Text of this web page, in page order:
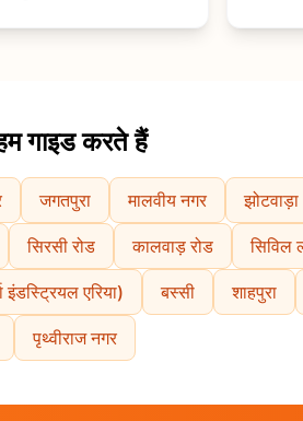
गाइड करते हैं
जगतपुरा मालवीय नगर झोटवाड़ा
सिरसी रोड कालवाड़ रोड सिविल
इंडस्ट्रियल एरिया) बस्सी शाहपुरा
पृथ्वीराज नगर